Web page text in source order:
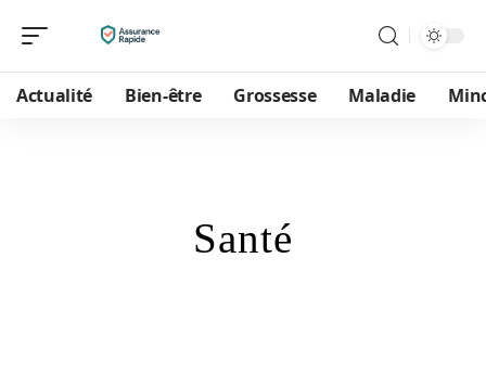
Actualité Bien-être Grossesse Maladie
Santé